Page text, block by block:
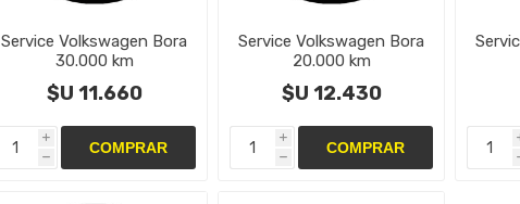
Service Volkswagen Bora
30.000 km
$U 11.660
i
h
Service Volkswagen Bora
20.000 km
$U 12.430
i
h